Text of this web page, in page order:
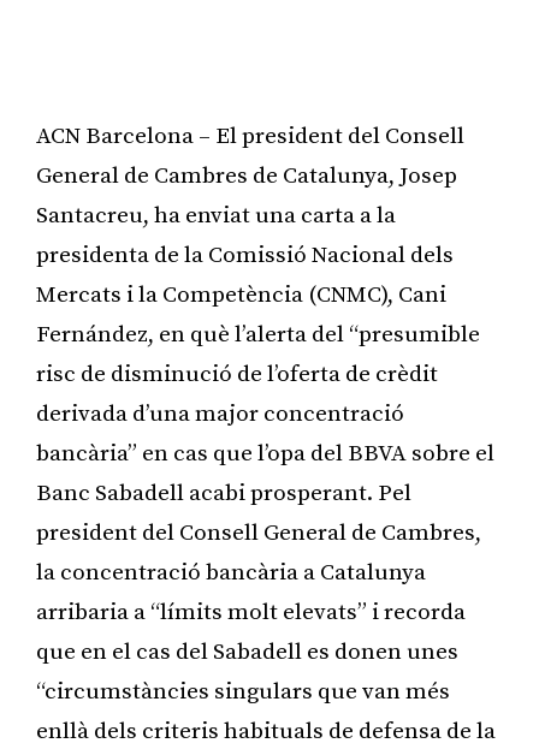
ACN Barcelona – El president del Consell
General de Cambres de Catalunya, Josep
Santacreu, ha enviat una carta a la
presidenta de la Comissió Nacional dels
Mercats i la Competència (CNMC), Cani
Fernández, en què l’alerta del “presumible
risc de disminució de l’oferta de crèdit
derivada d’una major concentració
bancària” en cas que l’opa del BBVA sobre el
Banc Sabadell acabi prosperant. Pel
president del Consell General de Cambres,
la concentració bancària a Catalunya
arribaria a “límits molt elevats” i recorda
que en el cas del Sabadell es donen unes
“circumstàncies singulars que van més
enllà dels criteris habituals de defensa de la